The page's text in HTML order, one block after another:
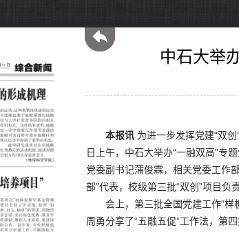
中石大举
本报讯 为进一步发挥党建“双
日上午，中石大举办“一融双高”专
党委副书记蒲俊霖，相关党委工作
部”代表，校级第三批“双创”项目负
会上，第三批全国党建工作“
周勇分享了“五融五促”工作法，第